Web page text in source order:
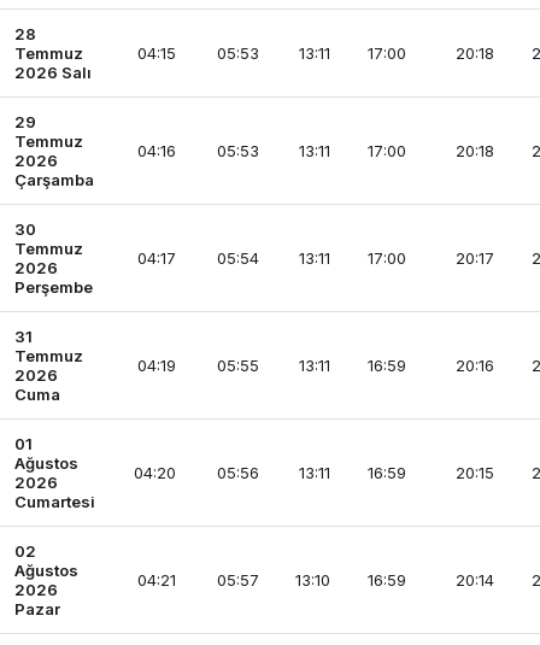
28
Temmuz
2026 Salı
04:15 05:53 13:11 17:00 20:18
29
Temmuz
2026
Çarşamba
04:16 05:53 13:11 17:00 20:18
30
Temmuz
2026
Perşembe
04:17 05:54 13:11 17:00 20:17
31
Temmuz
2026
Cuma
04:19 05:55 13:11 16:59 20:16
01
Ağustos
2026
Cumartesi
04:20 05:56 13:11 16:59 20:15
02
Ağustos
2026
Pazar
04:21 05:57 13:10 16:59 20:14